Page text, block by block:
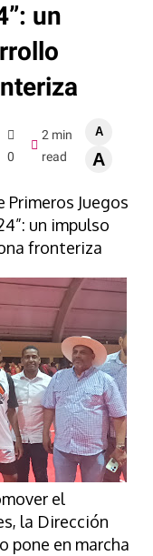
un
0
2 min
read
A
A
Juegos
un impulso
fronteriza
el
la Dirección
pone en marcha